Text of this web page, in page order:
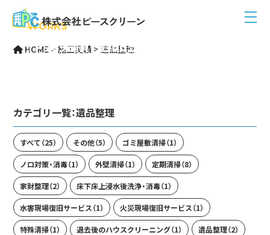
WORKS
作業実績(遺品整理)
HOME >施工実績 >遺品整理
カテゴリ一覧：遺品整理
すべて（25） その他（5） ゴミ屋敷清掃（1）
ノロ対策・消毒（1） 外壁清掃（1） 定期清掃（8）
家財整理（2） 床下床上浸水後洗浄・消毒（1）
水害現場復旧サービス（1） 火災現場復旧サービス（1）
特殊清掃（1） 退去後のハウスクリーニング（1） 遺品整理（2）